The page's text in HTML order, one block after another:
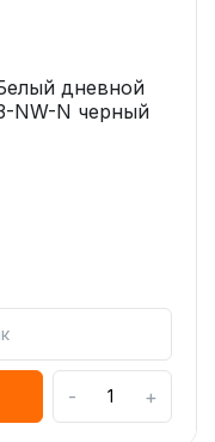
дневной
NW-N черный
- +